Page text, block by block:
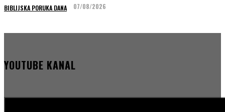
BIBLIJSKA PORUKA DANA 07/08/2026
YOUTUBE KANAL